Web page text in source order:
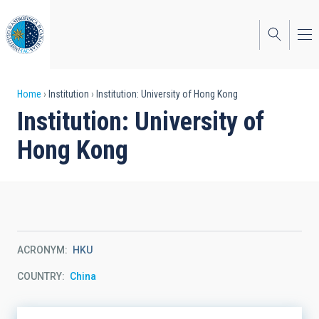
to
main
content
Breadcrumb
Home Institution Institution: University of Hong Kong
Institution: University of
Hong Kong
ACRONYM HKU
COUNTRY China